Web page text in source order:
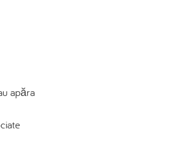
apăra